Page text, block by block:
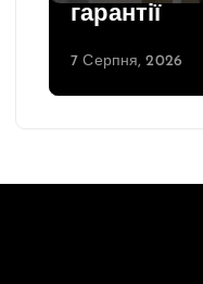
гарантії
7 Серпня, 2026